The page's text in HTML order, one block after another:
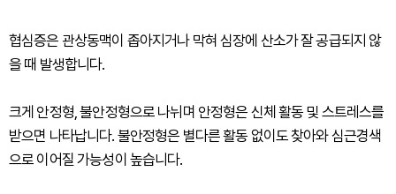
협심증은 관상동맥이 좁아지거나 막혀 심장에 산소가 잘 공급되지 않
을 때 발생합니다.
크게 안정형, 불안정형으로 나뉘며 안정형은 신체 활동 및 스트레스를
받으면 나타납니다. 불안정형은 별다른 활동 없이도 찾아와 심근경색
으로 이어질 가능성이 높습니다.